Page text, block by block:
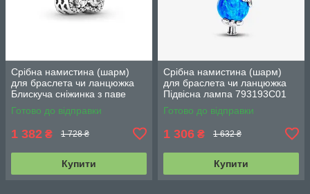
Срібна намистина (шарм)
для браслета чи ланцюжка
Блискуча сніжинка з паве
799224C01
Готово до відправки
1 382 ₴ 1 728 ₴
Купити
Срібна намистина (шарм)
для браслета чи ланцюжка
Підвісна лампа 793193C01
Готово до відправки
1 306 ₴ 1 632 ₴
Купити